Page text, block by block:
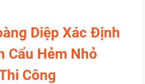
Diệp Xác Định
Cẩu Hẻm Nhỏ
Công